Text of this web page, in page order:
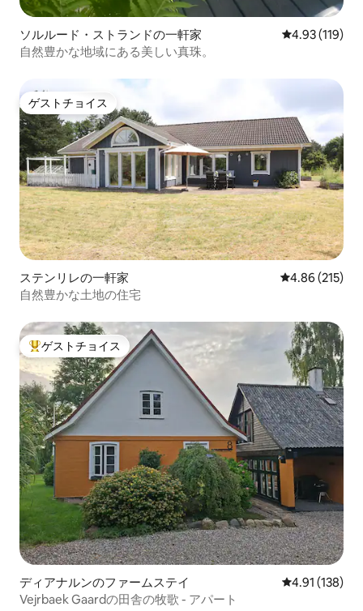
ソルルード・ストランドの一軒家 レビュー119
4.93 (119)
自然豊かな地域にある美しい真珠。
ゲストチョイス
ゲストチョイス
ステンリレの一軒家 レビュー215
4.86 (215)
自然豊かな土地の住宅
大好評のゲストチョイスです。
ゲストチョイス
ディアナルンのファームステイ レビュー138
4.91 (138)
Vejrbaek Gaardの田舎の牧歌 - アパート